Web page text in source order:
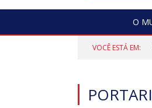
O
VOCÊ ESTÁ EM: